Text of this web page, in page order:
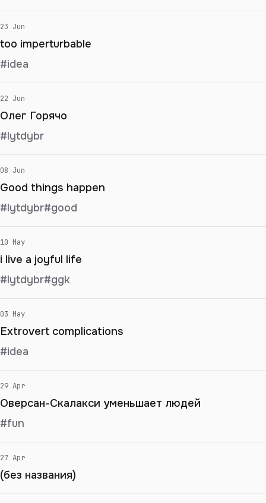
23 Jun
too imperturbable
#idea
22 Jun
Олег Горячо
#lytdybr
08 Jun
Good things happen
#lytdybr#good
10 May
i live a joyful life
#lytdybr#ggk
03 May
Extrovert complications
#idea
29 Apr
Оверсан-Скалакси уменьшает людей
#fun
27 Apr
(без названия)